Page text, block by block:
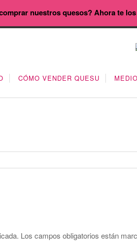
CÓMO VENDER QUESU
Los campos obligatorios están
nuestros quesos? Ahora te